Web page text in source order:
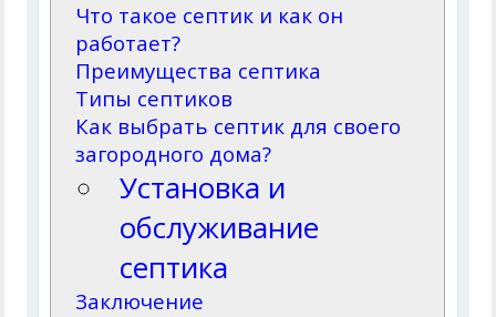
Что такое септик и как он
работает?
Преимущества септика
Типы септиков
Как выбрать септик для своего
загородного дома?
Установка и
обслуживание
септика
Заключение